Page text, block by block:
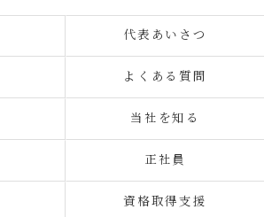
代表あいさつ
よくある質問
当社を知る
正社員
資格取得支援